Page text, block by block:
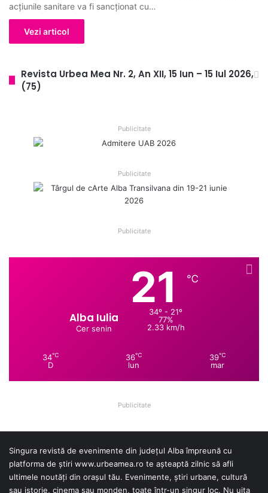
acțiunile sanitare va fi sancționat cu…
Vezi articol
Revista Urbea Mea Nr. 2, An XII, 15 Iun – 15 Iul 2026,
(75)
Publicitate
Publicitate
Publicitate
Alba Iulia
Cer senin
21 ℃
34º - 21º
77%
2.33 km/h
34℃
D
36℃
lun
39℃
mar
Publicitate
Singura revistă de evenimente din județul Alba împreună cu
platforma de știri www.urbeamea.ro te așteaptă zilnic să afli
ultimele noutăți din orașul tău. Evenimente, știri urbane, cultură
sau istorie, cinema sau monden, toate într-un singur loc. Nu uita